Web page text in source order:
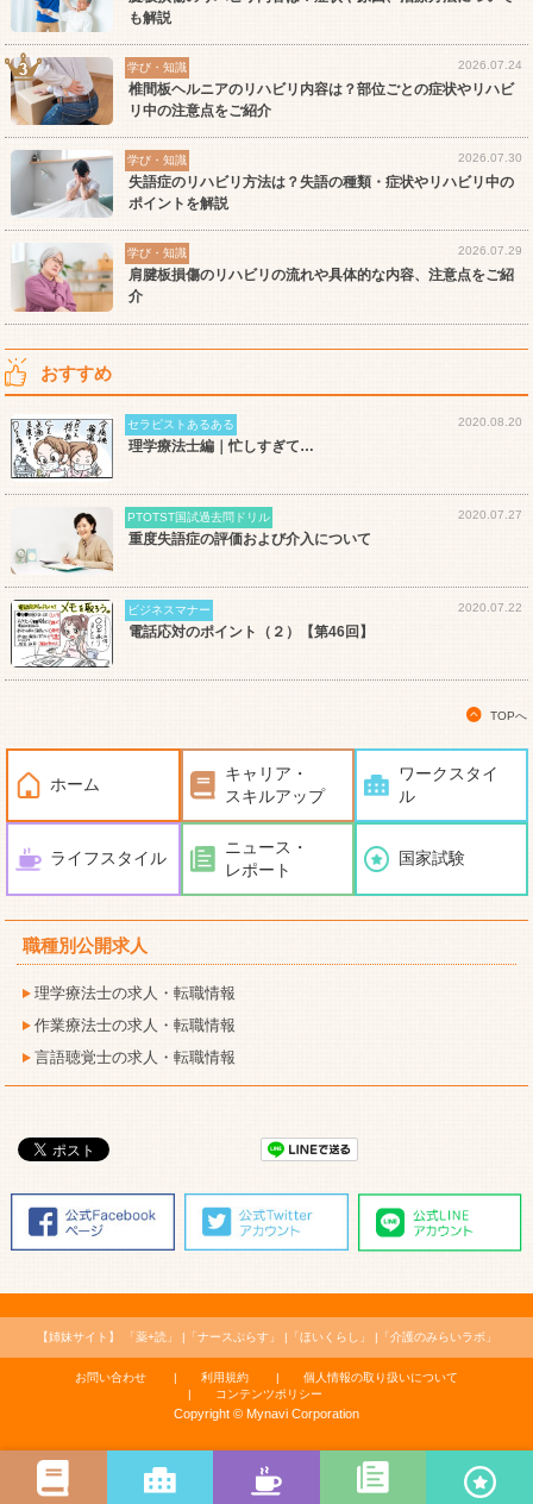
も解説
学び・知識 2026.07.24
椎間板ヘルニアのリハビリ内容は？部位ごとの症状やリハビ
リ中の注意点をご紹介
学び・知識 2026.07.30
失語症のリハビリ方法は？失語の種類・症状やリハビリ中の
ポイントを解説
学び・知識 2026.07.29
肩腱板損傷のリハビリの流れや具体的な内容、注意点をご紹
介
おすすめ
セラピストあるある 2020.08.20
理学療法士編｜忙しすぎて…
PTOTST国試過去問ドリル 2020.07.27
重度失語症の評価および介入について
ビジネスマナー 2020.07.22
電話応対のポイント（２）【第46回】
TOPへ
ホーム
キャリア・
スキルアップ
ワークスタイ
ル
ライフスタイル
ニュース・
レポート
国家試験
職種別公開求人
理学療法士の求人・転職情報
作業療法士の求人・転職情報
言語聴覚士の求人・転職情報
【姉妹サイト】 「薬+読」 「ナースぷらす」 「ほいくらし」 「介護のみらいラボ」
お問い合わせ 利用規約
個人情報の取り扱いについて
コンテンツポリシー
Copyright © Mynavi Corporation